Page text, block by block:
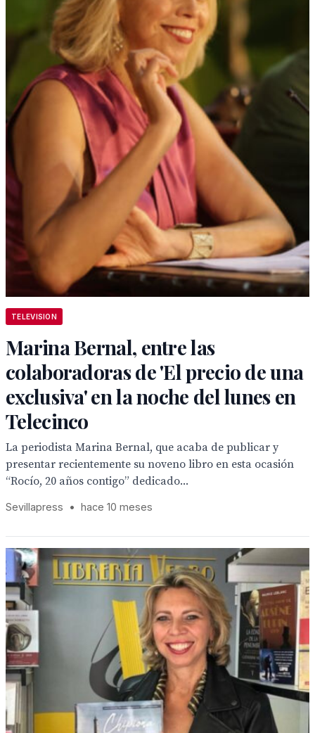
TELEVISION
Marina Bernal, entre las
colaboradoras de 'El precio de una
exclusiva' en la noche del lunes en
Telecinco
La periodista Marina Bernal, que acaba de publicar y
presentar recientemente su noveno libro en esta ocasión
“Rocío, 20 años contigo” dedicado...
Sevillapress • hace 10 meses